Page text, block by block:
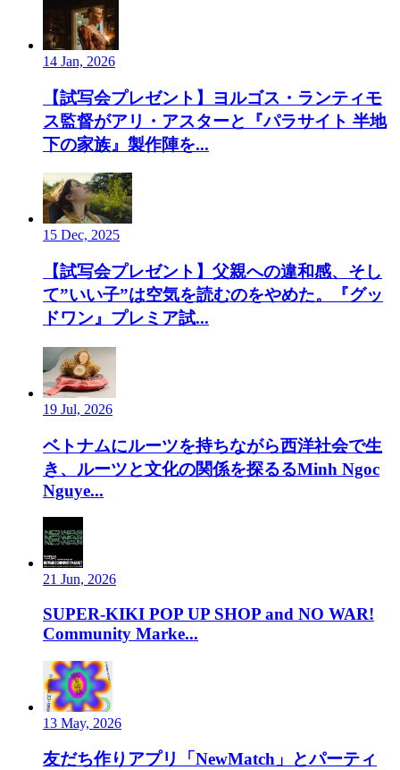
14 Jan, 2026
【試写会プレゼント】ヨルゴス・ランティモ
ス監督がアリ・アスターと『パラサイト 半地
下の家族』製作陣を...
15 Dec, 2025
【試写会プレゼント】父親への違和感、そし
て”いい子”は空気を読むのをやめた。『グッ
ドワン』プレミア試...
19 Jul, 2026
ベトナムにルーツを持ちながら西洋社会で生
き、ルーツと文化の関係を探るるMinh Ngoc
Nguye...
21 Jun, 2026
SUPER-KIKI POP UP SHOP and NO WAR!
Community Marke...
13 May, 2026
友だち作りアプリ「NewMatch」とパーティ